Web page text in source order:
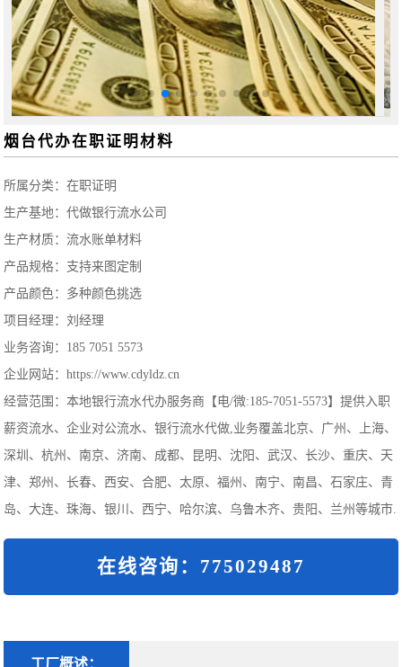
烟台代办在职证明材料
所属分类：在职证明
生产基地：代做银行流水公司
生产材质：流水账单材料
产品规格：支持来图定制
产品颜色：多种颜色挑选
项目经理：刘经理
业务咨询：185 7051 5573
企业网站：https://www.cdyldz.cn
经营范围：本地银行流水代办服务商【电/微:185-7051-5573】提供入职
薪资流水、企业对公流水、银行流水代做,业务覆盖北京、广州、上海、
深圳、杭州、南京、济南、成都、昆明、沈阳、武汉、长沙、重庆、天
津、郑州、长春、西安、合肥、太原、福州、南宁、南昌、石家庄、青
岛、大连、珠海、银川、西宁、哈尔滨、乌鲁木齐、贵阳、兰州等城市.
在线咨询：775029487
工厂概述：